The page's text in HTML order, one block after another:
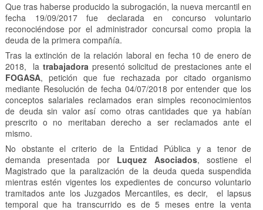
Que tras haberse producido la subrogación, la nueva mercantil en
fecha 19/09/2017 fue declarada en concurso voluntario
reconociéndose por el administrador concursal como propia la
deuda de la primera compañía.
Tras la extinción de la relación laboral en fecha 10 de enero de
2018, latrabajadora presentó solicitud de prestaciones ante el
FOGASA, petición que fue rechazada por citado organismo
mediante Resolución de fecha 04/07/2018 por entender que los
conceptos salariales reclamados eran simples reconocimientos
de deuda sin valor así como otras cantidades que ya habían
prescrito o no meritaban derecho a ser reclamados ante el
mismo.
No obstante el criterio de la Entidad Pública y a tenor de
demanda presentada por Luquez Asociados, sostiene el
Magistrado que la paralización de la deuda queda suspendida
mientras estén vigentes los expedientes de concurso voluntario
tramitados ante los Juzgados Mercantiles, es decir, el lapsus
temporal que ha transcurrido es de 5 meses entre la venta